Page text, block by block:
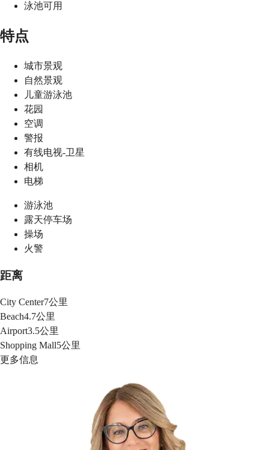
泳池可用
特点
城市景观
自然景观
儿童游泳池
花园
空调
警报
有线电视-卫星
相机
电梯
游泳池
露天停车场
操场
火警
距离
City Center7公里
Beach4.7公里
Airport3.5公里
Shopping Mall5公里
更多信息